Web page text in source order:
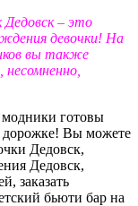
Дедовск – это
девочки! На
вы также
готовы
дорожке! Вы можете
Дедовск,
Дедовск,
заказать
бьюти бар на